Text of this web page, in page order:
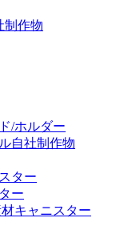
制作物
/ホルダー
自社制作物
ター
ー
キャニスター